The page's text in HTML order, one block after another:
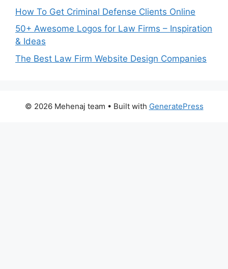
How To Get Criminal Defense Clients Online
50+ Awesome Logos for Law Firms – Inspiration
& Ideas
The Best Law Firm Website Design Companies
© 2026 Mehenaj team • Built with GeneratePress